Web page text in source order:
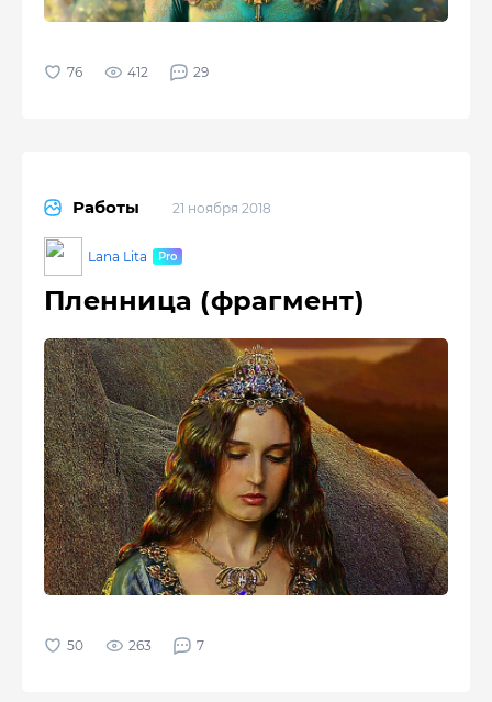
412 29
Работы 21 ноября 2018
Lana Lita
Пленница (фрагмент)
263 7